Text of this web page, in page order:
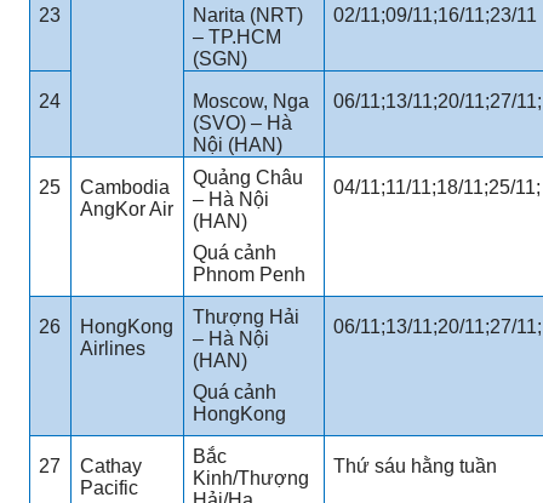
23
Narita (NRT)
– TP.HCM
(SGN)
02/11;09/11;16/11;23/11
24
Moscow, Nga
(SVO) – Hà
Nội (HAN)
06/11;13/11;20/11;27/11;
25
Cambodia
AngKor Air
Quảng Châu
– Hà Nội
(HAN)
Quá cảnh
Phnom Penh
04/11;11/11;18/11;25/11;
26
HongKong
Airlines
Thượng Hải
– Hà Nội
(HAN)
Quá cảnh
HongKong
06/11;13/11;20/11;27/11;
27
Cathay
Pacific
Bắc
Kinh/Thượng
Thứ sáu hằng tuần